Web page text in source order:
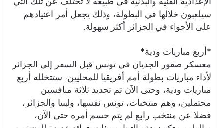
سيلعبون خلالها في البطولة، وذلك يجعل أمر اعتيادهم
على الأجواء في الجزائر أكثر سهولة.
*أربع مباريات ودية*
معسكر صقور الجديان في تونس قبل السفر إلى الجزائر
لأداء مباريات بطولة أمم أفريقيا للمحليين، ستتخلله أربع
مباريات ودية، وحتى الآن تم تحديد ثلاثة منافسين
محتملين، وهم منتخبات، تونس نفسها، وليبيا والجزائر،
فضلا عن منتخب رابع لم يتم حسم أمره حتى الآن،